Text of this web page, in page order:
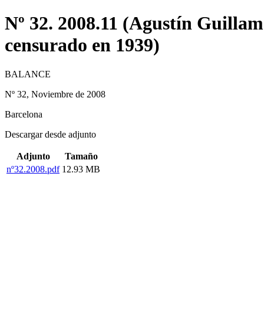
Nº 32. 2008.11 (Agustín
censurado en 1939)
BALANCE
Nº 32, Noviembre de 2008
Barcelona
Descargar desde adjunto
Adjunto
Tamaño
nº32.2008.pdf 12.93 MB